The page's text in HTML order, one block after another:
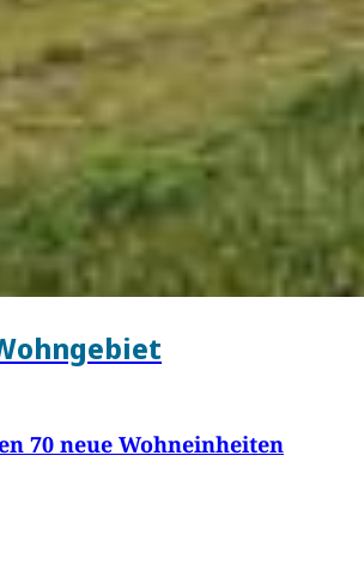
70 neue Wohneinheiten